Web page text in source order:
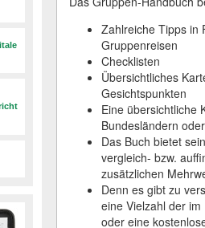
Zahlreiche Tipps in
Gruppenreisen
Checklisten
Übersichtliches
Gesichtspunkten
Eine übersichtliche
Bundesländern
Das Buch bietet
vergleich- bzw.
zusätzlichen
Denn es gibt zu
eine Vielzahl der
oder eine